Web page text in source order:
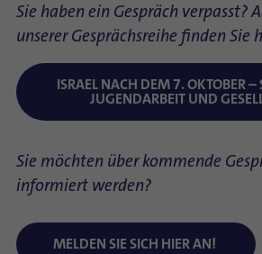
Sie haben ein Gespräch verpasst?
unserer Gesprächsreihe finden
ISRAEL NACH DEM 7. OKTOBER
JUGENDARBEIT UND
Sie möchten über kommende
informiert werden?
MELDEN SIE SICH HIER AN!